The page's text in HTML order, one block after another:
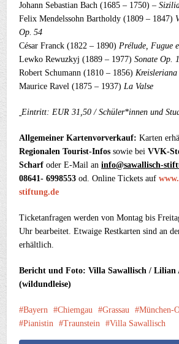
Johann Sebastian Bach (1685 – 1750) –
Felix Mendelssohn Bartholdy (1809 – 1847)
Op. 54
César Franck (1822 – 1890)Prélude, Fugue
Lewko Rewuzkyj (1889 – 1977)Sonate Op. 1
Robert Schumann (1810 – 1856) Kreisleriana
Maurice Ravel (1875 – 1937) La Valse
Eintritt: EUR 31,50 / Schüler*innen und
Allgemeiner Kartenvorverkauf: Karten
Regionalen Tourist-Infos sowie beiVVK-
Scharf oder E-Mail aninfo@sawallisch-
08641- 6998553od. Online Tickets auf
stiftung.de
Ticketanfragen werden von Montag bis
Uhr bearbeitet. Etwaige Restkarten sind an
erhältlich.
Bericht und Foto: Villa Sawallisch / Lilian
(wildundleise)
Bayern Chiemgau Grassau
München-
Pianistin
Traunstein Villa Sawallisch